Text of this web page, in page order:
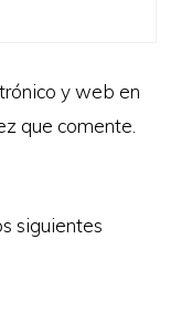
y web en
que comente.
siguientes